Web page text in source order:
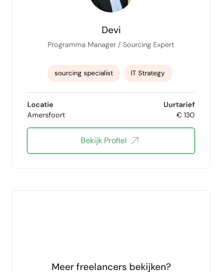
Devi
Programma Manager / Sourcing Expert
sourcing specialist IT Strategy
AI Project Lead
procurement specialist
Locatie
Amersfoort
Uurtarief
€ 130
Bekijk Profiel
Meer freelancers bekijken?